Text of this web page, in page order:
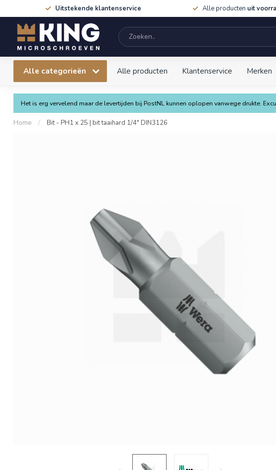
Uitstekende klantenservice Alle producten uit
Alle categorieën Alle producten Klantenservice Merken
Het is erg vervelend maar de levertijden bij PostNL kunnen oplopen vanwege drukte.
Home / Bit - PH1 x 25 | bit taaihard 1/4" DIN3126